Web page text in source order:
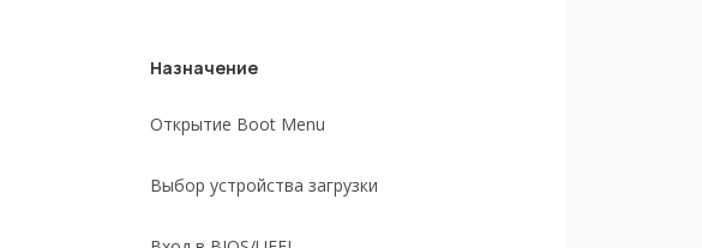
Назначение
Открытие Boot Menu
Выбор устройства загрузки